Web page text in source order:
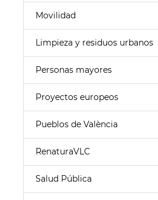
Movilidad
Limpieza y residuos urbanos
Personas mayores
Proyectos europeos
Pueblos de València
RenaturaVLC
Salud Pública